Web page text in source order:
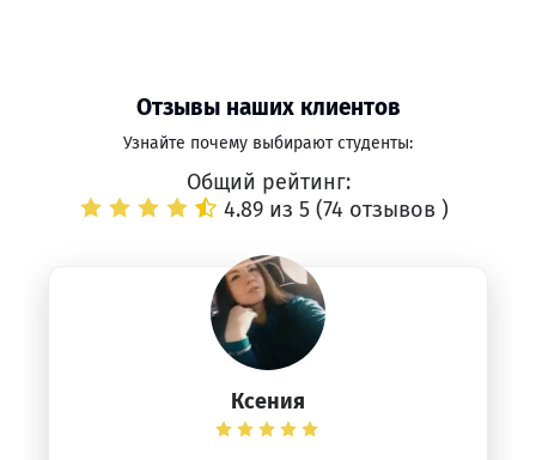
Отзывы наших клиентов
Узнайте почему выбирают студенты:
Общий рейтинг:
4.89 из 5 (74 отзывов )
Ксения